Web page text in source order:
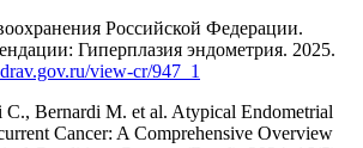
Российской Федерации.
Гиперплазия эндометрия. 2025.
view-cr/947_1
Bernardi M. et al. Atypical Endometrial
Cancer: A Comprehensive Overview